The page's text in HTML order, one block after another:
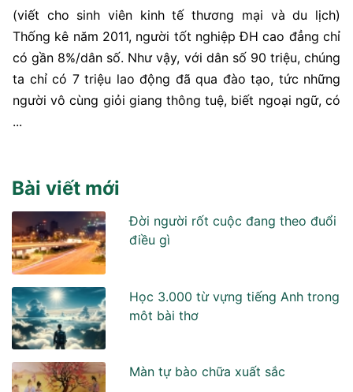
(viết cho sinh viên kinh tế thương mại và du lịch)
Thống kê năm 2011, người tốt nghiệp ĐH cao đẳng chỉ
có gần 8%/dân số. Như vậy, với dân số 90 triệu, chúng
ta chỉ có 7 triệu lao động đã qua đào tạo, tức những
người vô cùng giỏi giang thông tuệ, biết ngoại ngữ, có
...
Bài viết mới
Đời người rốt cuộc đang theo đuổi
điều gì
Học 3.000 từ vựng tiếng Anh trong
môt bài thơ
Màn tự bào chữa xuất sắc